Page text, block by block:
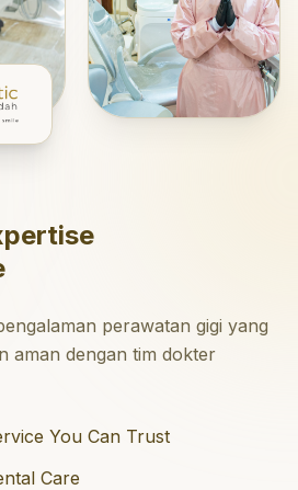
perawatan gigi yang
aman dengan tim dokter
You Can Trust
Care